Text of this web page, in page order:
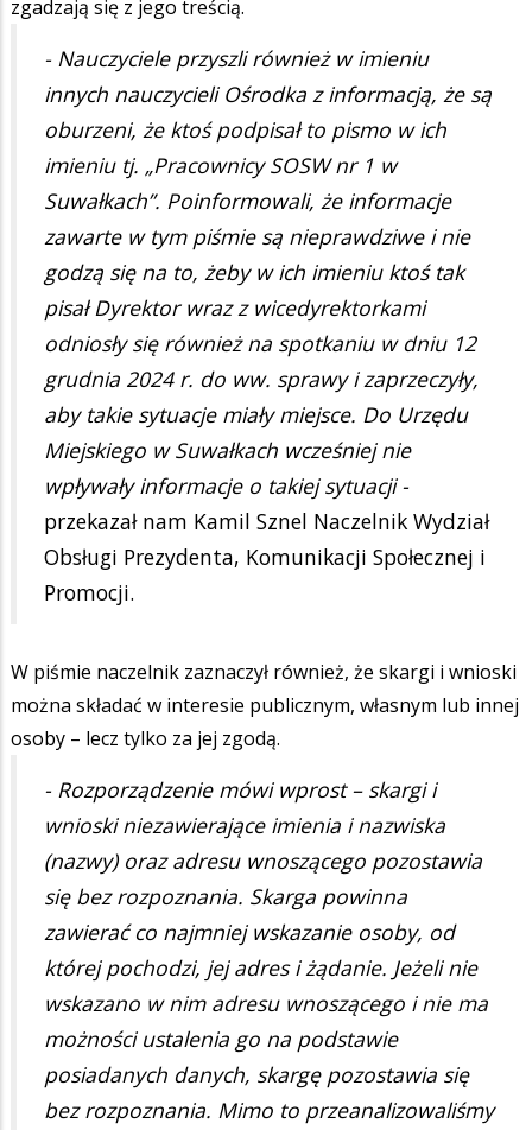
zgadzają się z jego treścią.
- Nauczyciele przyszli również w imieniu
innych nauczycieli Ośrodka z informacją, że są
oburzeni, że ktoś podpisał to pismo w ich
imieniu tj. „Pracownicy SOSW nr 1 w
Suwałkach”. Poinformowali, że informacje
zawarte w tym piśmie są nieprawdziwe i nie
godzą się na to, żeby w ich imieniu ktoś tak
pisał Dyrektor wraz z wicedyrektorkami
odniosły się również na spotkaniu w dniu 12
grudnia 2024 r. do ww. sprawy i zaprzeczyły,
aby takie sytuacje miały miejsce. Do Urzędu
Miejskiego w Suwałkach wcześniej nie
wpływały informacje o takiej sytuacji -
przekazał nam Kamil Sznel Naczelnik Wydział
Obsługi Prezydenta, Komunikacji Społecznej i
Promocji.
W piśmie naczelnik zaznaczył również, że skargi i wnioski
można składać w interesie publicznym, własnym lub innej
osoby – lecz tylko za jej zgodą.
- Rozporządzenie mówi wprost – skargi i
wnioski niezawierające imienia i nazwiska
(nazwy) oraz adresu wnoszącego pozostawia
się bez rozpoznania. Skarga powinna
zawierać co najmniej wskazanie osoby, od
której pochodzi, jej adres i żądanie. Jeżeli nie
wskazano w nim adresu wnoszącego i nie ma
możności ustalenia go na podstawie
posiadanych danych, skargę pozostawia się
bez rozpoznania. Mimo to przeanalizowaliśmy